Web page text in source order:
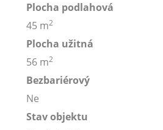
Plocha podlahová
45 m2
Plocha užitná
56 m2
Bezbariérový
Ne
Stav objektu